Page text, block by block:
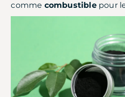
comme combustiblepour